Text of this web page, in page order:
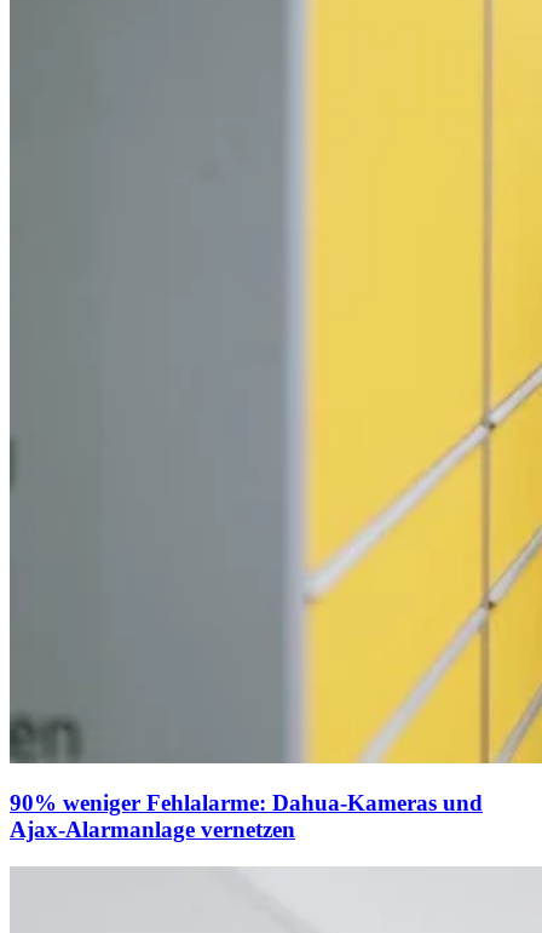
90% weniger Fehlalarme: Dahua-Kameras und
Ajax-Alarmanlage vernetzen